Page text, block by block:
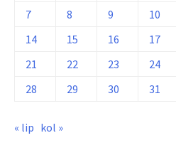
7
8 9 10
14
15 16 17
21
22 23 24
28
29 30 31
« lip kol »